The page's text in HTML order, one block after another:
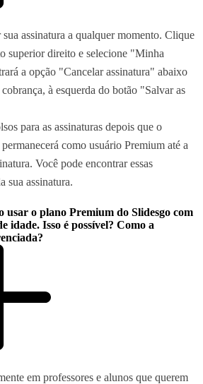
assinatura a qualquer momento. Clique
superior direito e selecione "Minha
a opção "Cancelar assinatura" abaixo
à esquerda do botão "Salvar as
para as assinaturas depois que o
como usuário Premium até a
Você pode encontrar essas
sua assinatura.
usar o plano Premium do Slidesgo com
idade. Isso é possível? Como a
em professores e alunos que querem